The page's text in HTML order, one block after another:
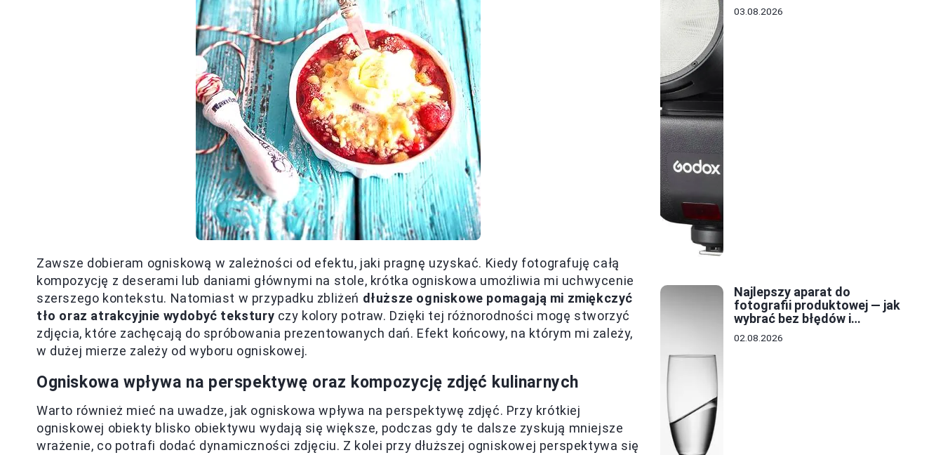
Zawsze dobieram ogniskową w zależności od efektu, jaki pragnę uzyskać. Kiedy fotografuję całą
kompozycję z deserami lub daniami głównymi na stole, krótka ogniskowa umożliwia mi uchwycenie
szerszego kontekstu. Natomiast w przypadku zbliżeń dłuższe ogniskowe pomagają mi zmiękczyć
tło oraz atrakcyjnie wydobyć tekstury czy kolory potraw. Dzięki tej różnorodności mogę stworzyć
zdjęcia, które zachęcają do spróbowania prezentowanych dań. Efekt końcowy, na którym mi zależy,
w dużej mierze zależy od wyboru ogniskowej.
Ogniskowa wpływa na perspektywę oraz kompozycję zdjęć kulinarnych
Warto również mieć na uwadze, jak ogniskowa wpływa na perspektywę zdjęć. Przy krótkiej
ogniskowej obiekty blisko obiektywu wydają się większe, podczas gdy te dalsze zyskują mniejsze
wrażenie, co potrafi dodać dynamiczności zdjęciu. Z kolei przy dłuższej ogniskowej perspektywa się
03.08.2026
Najlepszy aparat do
fotografii produktowej — jak
wybrać bez błędów i
zwiększyć sprzedaż
02.08.2026